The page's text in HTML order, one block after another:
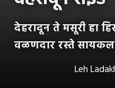
देहरादून ते मसूरी हा
वळणदार रस्ते सायकल
Leh